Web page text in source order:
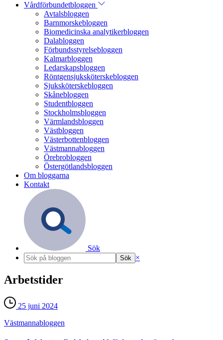
Vårdförbundetbloggen
Avtalsbloggen
Barnmorskebloggen
Biomedicinska analytikerbloggen
Dalabloggen
Förbundsstyrelsebloggen
Kalmarbloggen
Ledarskapsbloggen
Röntgensjuksköterskebloggen
Sjuksköterskebloggen
Skånebloggen
Studentbloggen
Stockholmsbloggen
Värmlandsbloggen
Västbloggen
Västerbottenbloggen
Västmannabloggen
Örebrobloggen
Östergötlandsbloggen
Om bloggarna
Kontakt
Sök
×
Arbetstider
25 juni 2024
Västmanna­bloggen